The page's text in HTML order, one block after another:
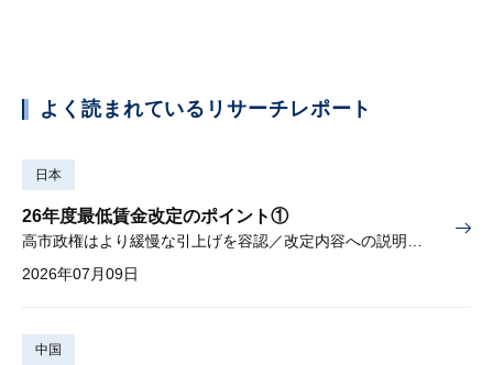
よく読まれているリサーチレポート
日本
26年度最低賃金改定のポイント①
高市政権はより緩慢な引上げを容認／改定内容への説明責任が焦点
2026年07月09日
中国